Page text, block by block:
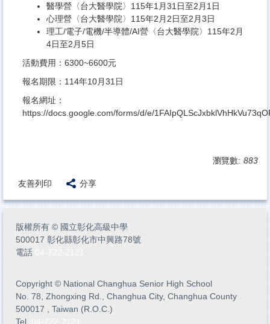
醫學營〈台大醫學院〉115年1月31日至2月1日
心理營〈台大醫學院〉115年2月2日至2月3日
理工/電子/電機/半導體/AI營〈台大醫學院〉115年2月
4日至2月5日
活動費用：6300~6600元
報名期限：114年10月31日
報名網址：
https://docs.google.com/forms/d/e/
瀏覽數: 883
友善列印 分享
版權所有 © 國立彰化高級中學
500017 彰化縣彰化市中興路78號
電話
Copyright © National Changhua Senior High School
No. 78, Zhongxing Rd., Changhua City, Changhua County
500017 , Taiwan (R.O.C.)
Tel.